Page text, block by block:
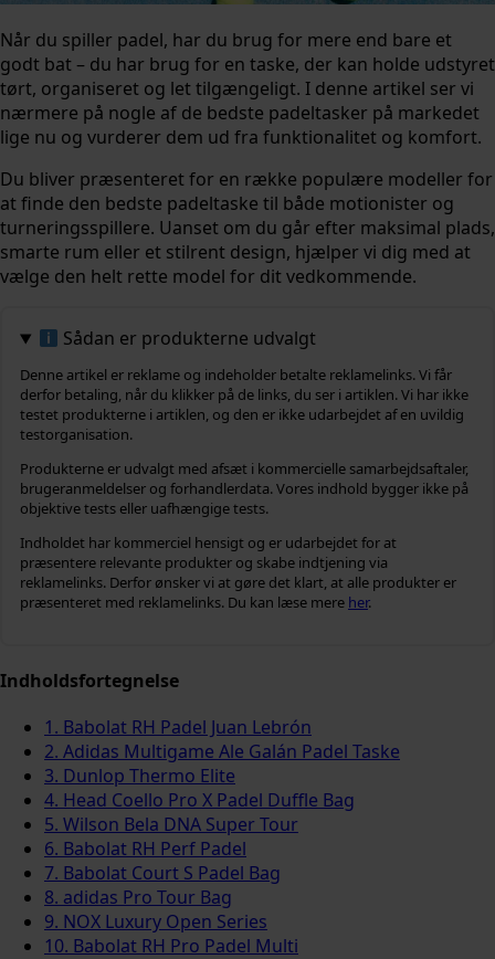
Når du spiller padel, har du brug for mere end bare et
godt bat – du har brug for en taske, der kan holde udstyret
tørt, organiseret og let tilgængeligt. I denne artikel ser vi
nærmere på nogle af de bedste padeltasker på markedet
lige nu og vurderer dem ud fra funktionalitet og komfort.
Du bliver præsenteret for en række populære modeller for
at finde den bedste padeltaske til både motionister og
turneringsspillere. Uanset om du går efter maksimal plads,
smarte rum eller et stilrent design, hjælper vi dig med at
vælge den helt rette model for dit vedkommende.
Sådan er produkterne udvalgt
Denne artikel er reklame og indeholder betalte reklamelinks. Vi får
derfor betaling, når du klikker på de links, du ser i artiklen. Vi har ikke
testet produkterne i artiklen, og den er ikke udarbejdet af en uvildig
testorganisation.
Produkterne er udvalgt med afsæt i kommercielle samarbejdsaftaler,
brugeranmeldelser og forhandlerdata. Vores indhold bygger ikke på
objektive tests eller uafhængige tests.
Indholdet har kommerciel hensigt og er udarbejdet for at
præsentere relevante produkter og skabe indtjening via
reklamelinks. Derfor ønsker vi at gøre det klart, at alle produkter er
præsenteret med reklamelinks. Du kan læse mere her.
Indholdsfortegnelse
1. Babolat RH Padel Juan Lebrón
2. Adidas Multigame Ale Galán Padel Taske
3. Dunlop Thermo Elite
4. Head Coello Pro X Padel Duffle Bag
5. Wilson Bela DNA Super Tour
6. Babolat RH Perf Padel
7. Babolat Court S Padel Bag
8. adidas Pro Tour Bag
9. NOX Luxury Open Series
10. Babolat RH Pro Padel Multi